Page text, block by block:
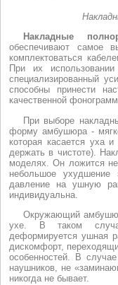
Накладные
обеспечивают самое
комплектоваться
При их использовании
специализированный
способны принести
качественной
При выборе
форму амбушюра -
которая касается уха
держать в чистоте).
моделях. Он ложится
небольшое
давление на ушную
индивидуальна.
Окружающий
ухе. В таком
деформируется ушная
дискомфорт,
особенностей. В
наушников, не
никогда не бывает.